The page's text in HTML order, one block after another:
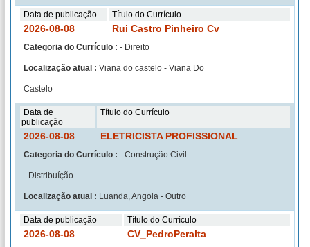
Data de publicação Título do Currículo
2026-08-08 Rui Castro Pinheiro Cv
Categoria do Currículo : - Direito
Localização atual : Viana do castelo - Viana Do
Castelo
Data de
publicação
Título do Currículo
2026-08-08 ELETRICISTA PROFISSIONAL
Categoria do Currículo : - Construção Civil
- Distribuíção
Localização atual : Luanda, Angola - Outro
Data de publicação Título do Currículo
2026-08-08 CV_PedroPeralta